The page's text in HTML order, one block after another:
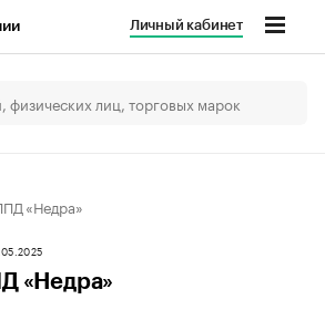
Личный кабинет
«Недра»
«Недра»